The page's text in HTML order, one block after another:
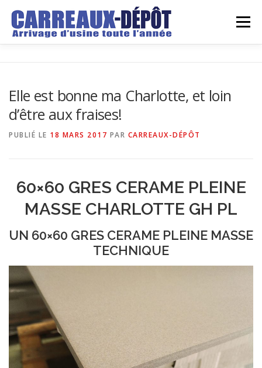
contenu
Menu
ARRIVAGES DEVIS
Elle est bonne ma Charlotte, et loin
d’être aux fraises!
PUBLIÉ LE 18 MARS 2017 PAR CARREAUX-DÉPÔT
60×60 GRES CERAME PLEINE
MASSE CHARLOTTE GH PL
UN 60×60 GRES CERAME PLEINE MASSE
TECHNIQUE